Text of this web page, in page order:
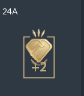
24A
+2